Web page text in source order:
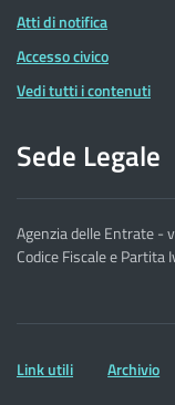
Atti di notifica
Accesso civico
Vedi tutti i contenuti
Sede Legale
Agenzia delle Entrate -
Codice Fiscale e
Altre
informazioni
Link utili Archivio